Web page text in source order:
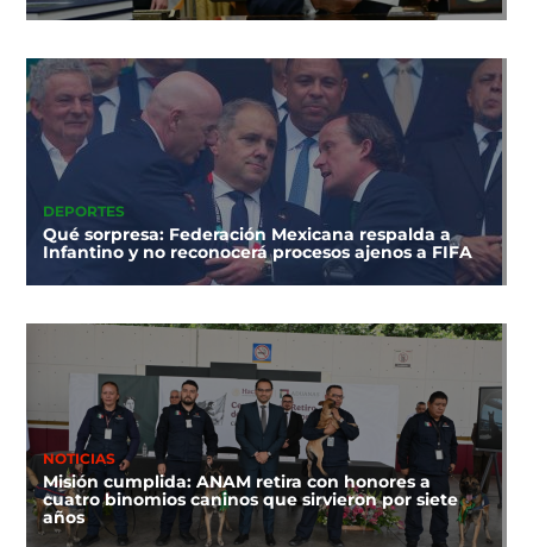
DEPORTES
Qué sorpresa: Federación Mexicana respalda a
Infantino y no reconocerá procesos ajenos a FIFA
NOTICIAS
Misión cumplida: ANAM retira con honores a
cuatro binomios caninos que sirvieron por siete
años